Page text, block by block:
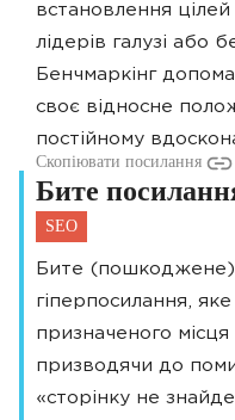
встановлення цілей
лідерів галузі або
Бенчмаркінг
своє відносне
постійному
Скопіювати посилання
Бите
SEO
Бите
гіперпосилання,
призначеного
призводячи до
«сторінку не